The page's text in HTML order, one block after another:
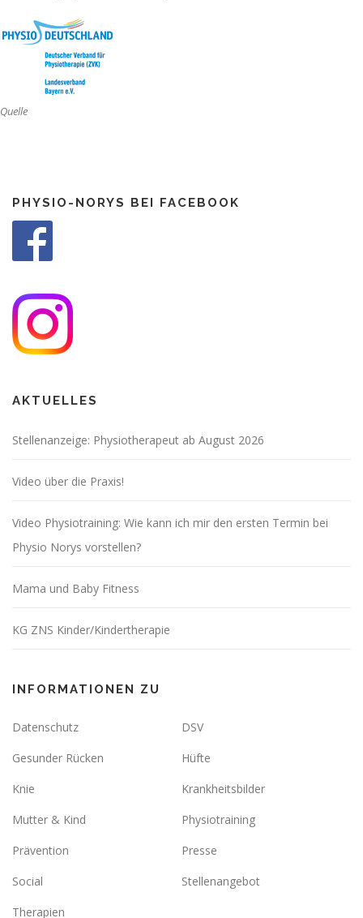
Quelle
PHYSIO-NORYS BEI FACEBOOK
AKTUELLES
Stellenanzeige: Physiotherapeut ab August 2026
Video über die Praxis!
Video Physiotraining: Wie kann ich mir den ersten Termin bei
Physio Norys vorstellen?
Mama und Baby Fitness
KG ZNS Kinder/Kindertherapie
INFORMATIONEN ZU
Datenschutz
DSV
Gesunder Rücken
Hüfte
Knie
Krankheitsbilder
Mutter & Kind
Physiotraining
Prävention
Presse
Social
Stellenangebot
Therapien